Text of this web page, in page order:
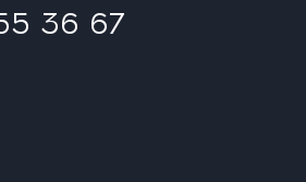
36 67